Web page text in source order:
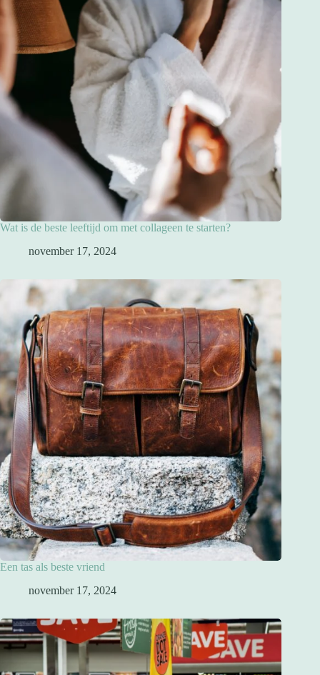
Wat is de beste leeftijd om met collageen te starten?
november 17, 2024
Een tas als beste vriend
november 17, 2024